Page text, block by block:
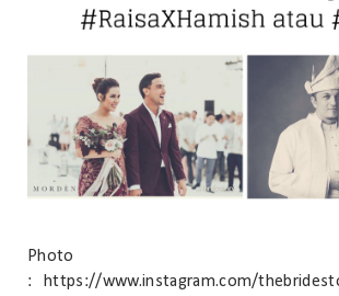
Photo
: https://www.instagram.com/